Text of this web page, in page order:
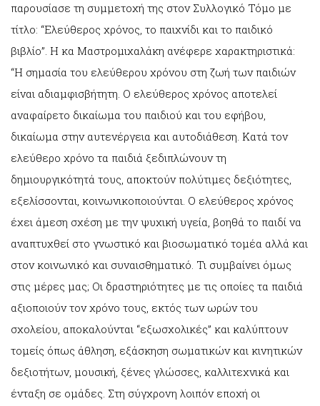
παρουσίασε τη συμμετοχή της στον Συλλογικό Τόμο με
τίτλο: “Ελεύθερος χρόνος, το παιχνίδι και το παιδικό
βιβλίο”. Η κα Μαστρομιχαλάκη ανέφερε χαρακτηριστικά:
“Η σημασία του ελεύθερου χρόνου στη ζωή των παιδιών
είναι αδιαμφισβήτητη. Ο ελεύθερος χρόνος αποτελεί
αναφαίρετο δικαίωμα του παιδιού και του εφήβου,
δικαίωμα στην αυτενέργεια και αυτοδιάθεση. Κατά τον
ελεύθερο χρόνο τα παιδιά ξεδιπλώνουν τη
δημιουργικότητά τους, αποκτούν πολύτιμες δεξιότητες,
εξελίσσονται, κοινωνικοποιούνται. Ο ελεύθερος χρόνος
έχει άμεση σχέση με την ψυχική υγεία, βοηθά το παιδί να
αναπτυχθεί στο γνωστικό και βιοσωματικό τομέα αλλά και
στον κοινωνικό και συναισθηματικό. Τι συμβαίνει όμως
στις μέρες μας; Οι δραστηριότητες με τις οποίες τα παιδιά
αξιοποιούν τον χρόνο τους, εκτός των ωρών του
σχολείου, αποκαλούνται “εξωσχολικές” και καλύπτουν
τομείς όπως άθληση, εξάσκηση σωματικών και κινητικών
δεξιοτήτων, μουσική, ξένες γλώσσες, καλλιτεχνικά και
ένταξη σε ομάδες. Στη σύγχρονη λοιπόν εποχή οι